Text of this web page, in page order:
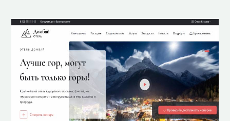
Кафе (32)
Магазин (18)
Место для пикника (3)
Мечеть (1)
Плавательный бассейн (1)
Платёжный терминал (1)
Полицейский участок (2)
Почта (1)
Ресторан (6)
Рынок, базар (3)
1000 м